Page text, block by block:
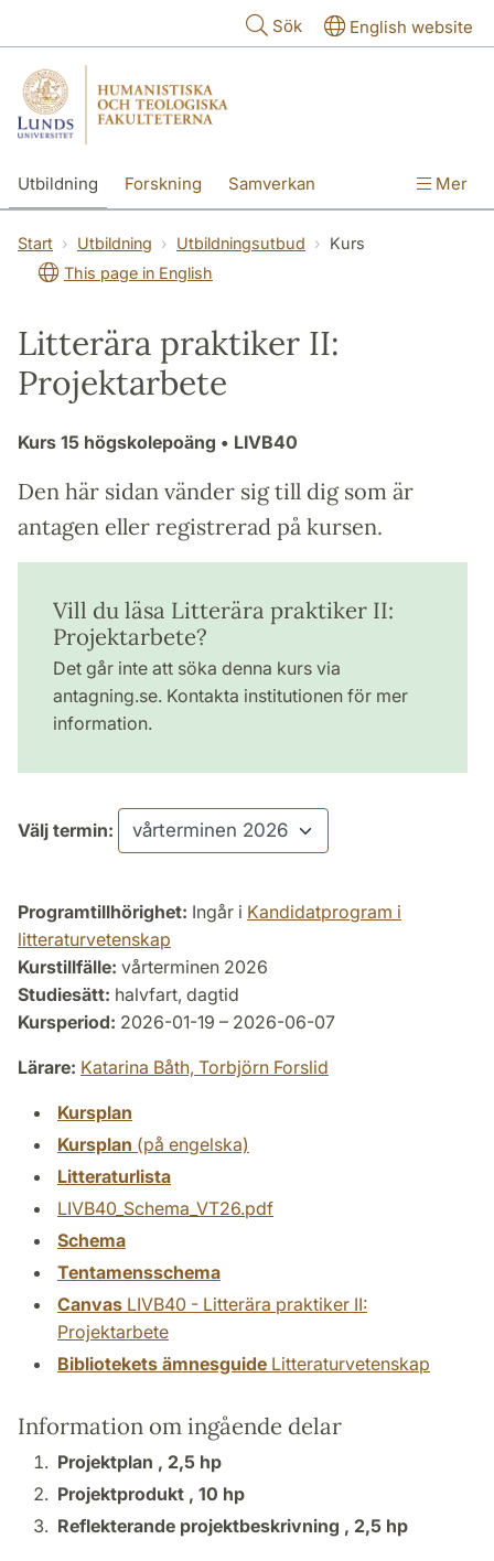
Sök English website
Utbildning Forskning Samverkan Mer
Start Utbildning Utbildningsutbud
Kurs
This page in English
Litterära praktiker II:
Projektarbete
Kurs 15 högskolepoäng • LIVB40
Den här sidan vänder sig till dig som är
antagen eller registrerad på kursen.
Vill du läsa Litterära praktiker II:
Projektarbete?
Det går inte att söka denna kurs via
antagning.se. Kontakta institutionen för mer
information.
Välj termin:
Programtillhörighet: Ingår i Kandidatprogram i
litteraturvetenskap
Kurstillfälle: vårterminen 2026
Studiesätt: halvfart, dagtid
Kursperiod: 2026-01-19 – 2026-06-07
Lärare: Katarina Båth, Torbjörn Forslid
Kursplan
Kursplan (på engelska)
Litteraturlista
LIVB40_Schema_VT26.pdf
Schema
Tentamensschema
Canvas LIVB40 - Litterära praktiker II:
Projektarbete
Bibliotekets ämnesguide Litteraturvetenskap
Information om ingående delar
Projektplan , 2,5 hp
Projektprodukt , 10 hp
Reflekterande projektbeskrivning , 2,5 hp